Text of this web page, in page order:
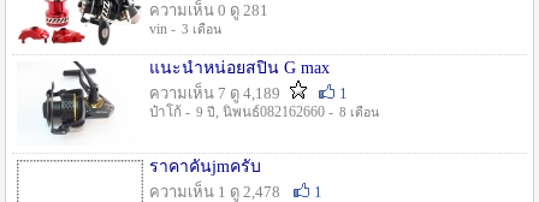
ความเห็น 0 ดู 281
vin - 3 เดือน
แนะนำหน่อยสปิน G max
ความเห็น 7 ดู 4,189
1
ป๋าโก้ - 9 ปี , นิพนธ์082162660 - 8 เดือน
ราคาคันjmครับ
ความเห็น 1 ดู 2,478
1